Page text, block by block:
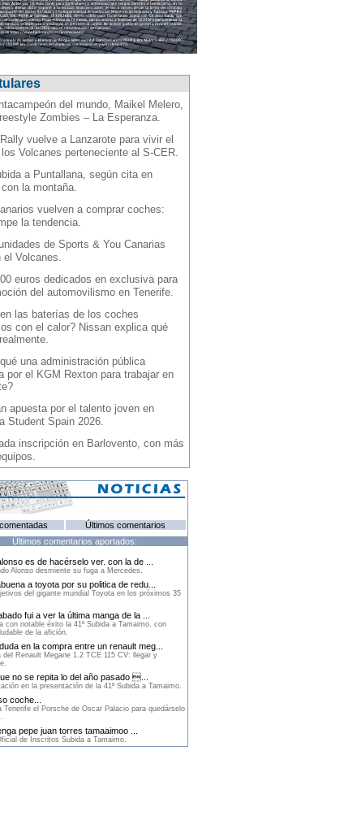
del mundo, Maikel Melero,
Zombies – La Esperanza.
vuelve a Lanzarote para vivir el
los Volcanes perteneciente al S-CER.
a Puntallana, según cita en
la montaña.
vuelven a comprar coches:
la tendencia.
de Sports & You Canarias
el Volcanes.
euros dedicados en exclusiva para
del automovilismo en Tenerife.
las baterías de los coches
con el calor? Nissan explica qué
una administración pública
por el KGM Rexton para trabajar en
apuesta por el talento joven en
Student Spain 2026.
inscripción en Barlovento, con más
Últimos comentarios
Últimos comentarios aportados:
es de hacérselo ver. con la de ...
Alonso desmiente su fuga a Mercedes.
a toyota por su politica de redu...
del gigante mundial Toyota en los próximos 35
fui a ver la última manga de la ...
con notable éxito la 41º Subida a Tamaimo, con
de la afición.
en la compra entre un renault meg...
del Renault Megane 1.2 TCE 115 CV: llegar y
no se repita lo del año pasado ...
en la presentación de la 41º Subida a Tamaimo.
coche...
Tenerife el Porsche de Oscar Palacio para quedárselo
pepe juan torres tamaaimoo ...
de Inscritos Subida a Tamaimo.